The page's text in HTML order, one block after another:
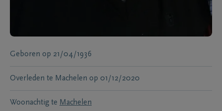
Geboren op 21/04/1936
Overleden te Machelen op 01/12/2020
Woonachtig te Machelen